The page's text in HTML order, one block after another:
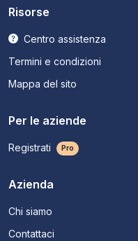
Risorse
Centro assistenza
Termini e condizioni
Mappa del sito
Per le aziende
Registrati Pro
Azienda
Chi siamo
Contattaci